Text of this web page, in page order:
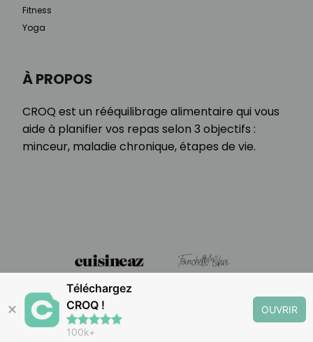
À PROPOS
CROQ est un rééquilibrage alimentaire qui vous
aide à planifier vos repas selon 3 objectifs :
minceur, maladie chronique, étapes de vie.
Fitness
Yoga
✕
Téléchargez
CROQ !
100k+
OUVRIR